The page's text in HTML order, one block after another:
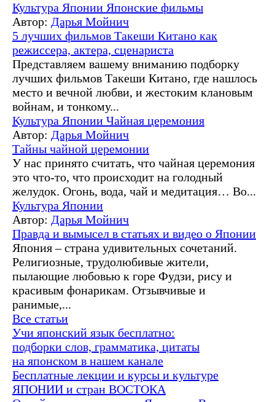
Культура Японии Японские фильмы
Автор: Дарья Мойнич
5 лучших фильмов Такеши Китано как
режиссера, актера, сценариста
Представляем вашему вниманию подборку
лучших фильмов Такеши Китано, где нашлось
место и вечной любви, и жестоким клановым
войнам, и тонкому...
Культура Японии Чайная церемония
Автор: Дарья Мойнич
Тайны чайной церемонии
У нас принято считать, что чайная церемония
это что-то, что происходит на голодный
желудок. Огонь, вода, чай и медитация… Во...
Культура Японии
Автор: Дарья Мойнич
Правда и вымысел в статьях и видео о Японии
Япония – страна удивительных сочетаний.
Религиозные, трудолюбивые жители,
пылающие любовью к горе Фудзи, рису и
красивым фонарикам. Отзывчивые и
ранимые,...
Все статьи
Учи японский язык бесплатно:
подборки слов, грамматика, цитаты
на японском в нашем канале
Бесплатные лекции и курсы и культуре
ЯПОНИИ и стран ВОСТОКА